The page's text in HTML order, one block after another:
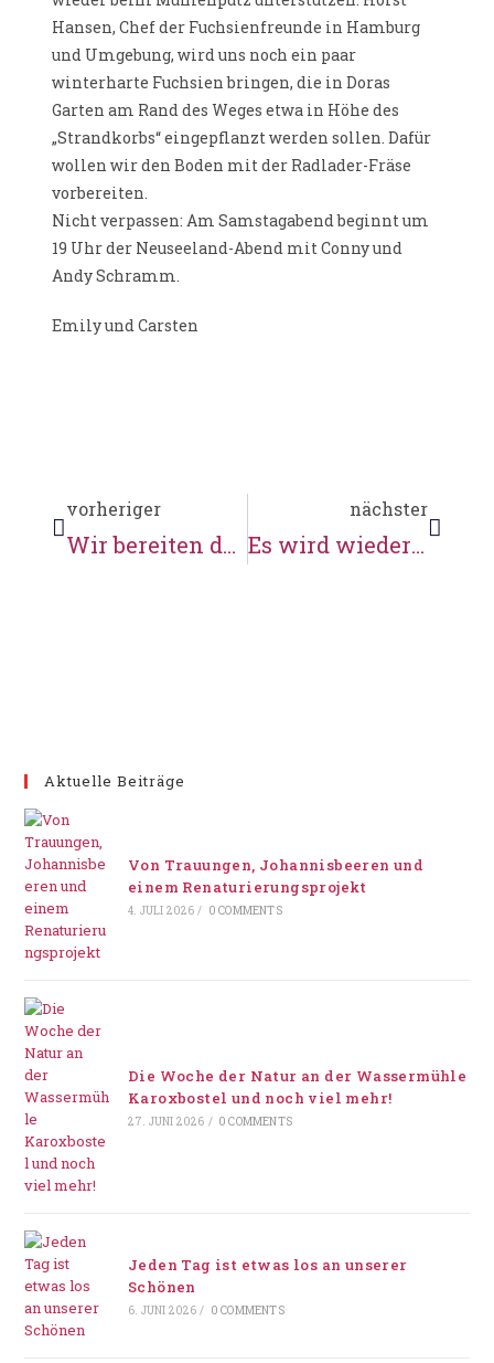
Hansen, Chef der Fuchsienfreunde in Hamburg
und Umgebung, wird uns noch ein paar
winterharte Fuchsien bringen, die in Doras
Garten am Rand des Weges etwa in Höhe des
„Strandkorbs“ eingepflanzt werden sollen. Dafür
wollen wir den Boden mit der Radlader-Fräse
vorbereiten.
Nicht verpassen: Am Samstagabend beginnt um
19 Uhr der Neuseeland-Abend mit Conny und
Andy Schramm.
Emily und Carsten
vorheriger
Wir bereiten den Tag des offenen Denkmals vor
nächster
Es wird wieder fleissig gewerkelt …
Aktuelle Beiträge
Von Trauungen, Johannisbeeren und
einem Renaturierungsprojekt
4. JULI 2026 / 0 COMMENTS
Die Woche der Natur an der Wassermühle
Karoxbostel und noch viel mehr!
27. JUNI 2026 / 0 COMMENTS
Jeden Tag ist etwas los an unserer
Schönen
6. JUNI 2026 / 0 COMMENTS